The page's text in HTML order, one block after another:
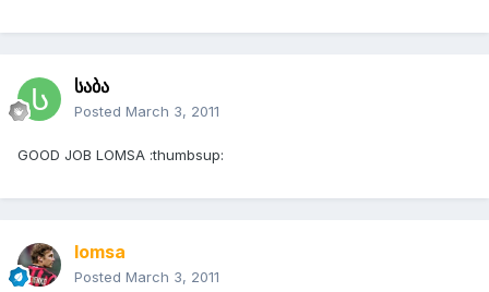
საბა
Posted March 3, 2011
GOOD JOB LOMSA :thumbsup:
lomsa
Posted March 3, 2011